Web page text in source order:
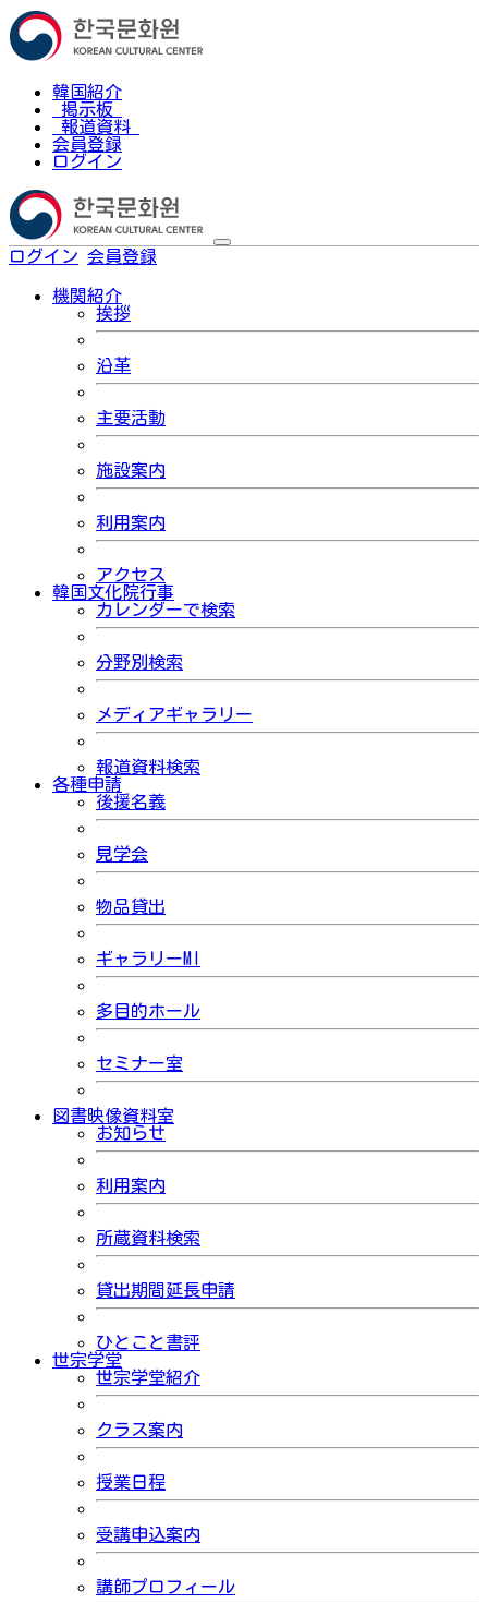
韓国紹介
掲示板
報道資料
会員登録
ログイン
ログイン 会員登録
機関紹介
挨拶
沿革
主要活動
施設案内
利用案内
アクセス
韓国文化院行事
カレンダーで検索
分野別検索
メディアギャラリー
報道資料検索
各種申請
後援名義
見学会
物品貸出
ギャラリーMI
多目的ホール
セミナー室
図書映像資料室
お知らせ
利用案内
所蔵資料検索
貸出期間延長申請
ひとこと書評
世宗学堂
世宗学堂紹介
クラス案内
授業日程
受講申込案内
講師プロフィール